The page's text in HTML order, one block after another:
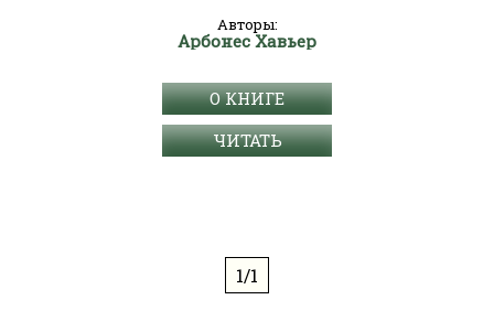
Авторы:
Арбонес Хавьер
О КНИГЕ
ЧИТАТЬ
1/1